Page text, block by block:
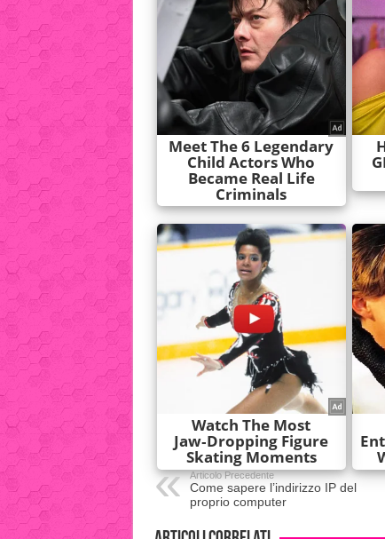
Articolo Precedente
Come sapere l’indirizzo IP del
proprio computer